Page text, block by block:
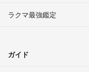
ラクマ最強鑑定
ガイド